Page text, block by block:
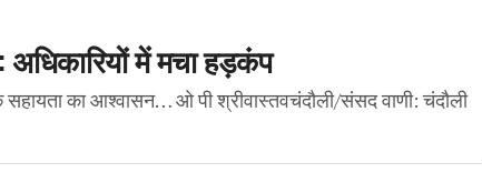
अधिकारियों में मचा हड़कंप
सहायता का आश्वासन… ओ पी श्रीवास्तवचंदौली/संसद वाणी: चंदौली